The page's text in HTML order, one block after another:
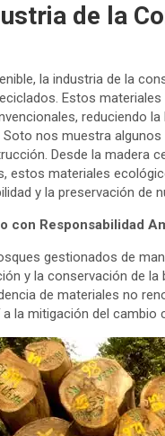
de la
la industria de la
Estos
reduciendo
nos muestra
Desde la madera
estos materiales
y la preservación de
con Responsabilidad
gestionados de
y la conservación de
de materiales no
la mitigación del cambio